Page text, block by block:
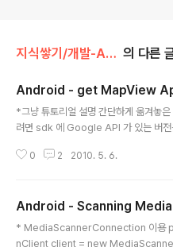
지식쌓기/개발-Android 의 다른
Android - get MapView
*그냥 튜토리얼 설명 간단하게 옮겨놓
려면 sdk 에 Google API 가 있는 버전
vity 상속받고.. MapView쓰고 하면된
널을 띄어서 다음 명령을 친후 나오는
들어 주는데 그런 유효환 key를 넣어
y..
0 2 2010. 5. 6.
Android - Scanning
* MediaScannerConnection 이
nClient client = new